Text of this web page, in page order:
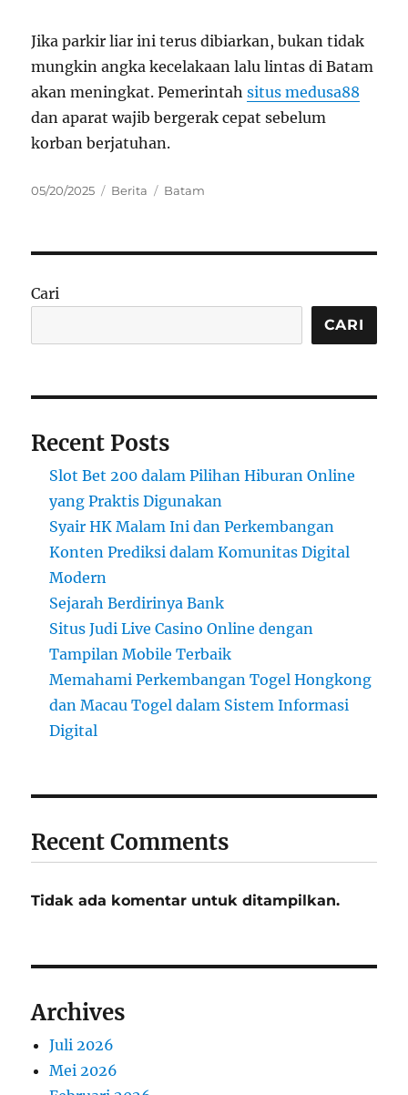
Jika parkir liar ini terus dibiarkan, bukan tidak
mungkin angka kecelakaan lalu lintas di Batam
akan meningkat. Pemerintahsitus medusa88
dan aparat wajib bergerak cepat sebelum
korban berjatuhan.
Posted
05/20/2025 Categories
Berita Tags
Batam
Cari
CARI
Recent Posts
Slot Bet 200 dalam Pilihan Hiburan Online
yang Praktis Digunakan
Syair HK Malam Ini dan Perkembangan
Konten Prediksi dalam Komunitas Digital
Modern
Sejarah Berdirinya Bank
Situs Judi Live Casino Online dengan
Tampilan Mobile Terbaik
Memahami Perkembangan Togel Hongkong
dan Macau Togel dalam Sistem Informasi
Digital
Recent Comments
Tidak ada komentar untuk ditampilkan.
Archives
Juli 2026
Mei 2026